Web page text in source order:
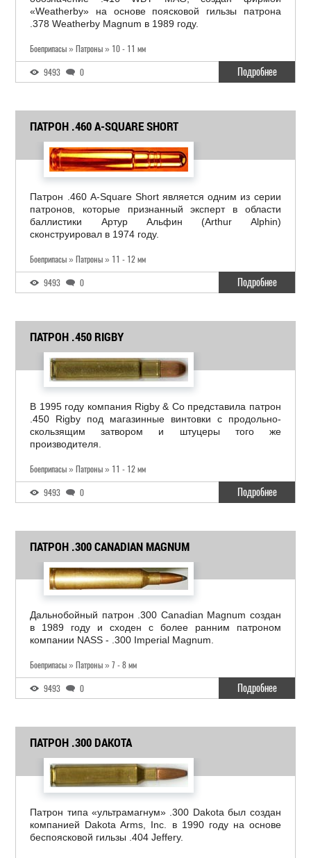
«Weatherby» на основе поясковой гильзы патрона
.378 Weatherby Magnum в 1989 году.
Боеприпасы » Патроны » 10 - 11 мм
9493 0 Подробнее
ПАТРОН .460 A-SQUARE SHORT
Патрон .460 A-Square Short является одним из серии
патронов, которые признанный эксперт в области
баллистики Артур Альфин (Arthur Alphin)
сконструировал в 1974 году.
Боеприпасы » Патроны » 11 - 12 мм
9493 0 Подробнее
ПАТРОН .450 RIGBY
В 1995 году компания Rigby & Со представила патрон
.450 Rigby под магазинные винтовки с продольно-
скользящим затвором и штуцеры того же
производителя.
Боеприпасы » Патроны » 11 - 12 мм
9493 0 Подробнее
ПАТРОН .300 CANADIAN MAGNUM
Дальнобойный патрон .300 Canadian Magnum создан
в 1989 году и сходен с более ранним патроном
компании NASS - .300 Imperial Magnum.
Боеприпасы » Патроны » 7 - 8 мм
9493 0 Подробнее
ПАТРОН .300 DAKOTA
Патрон типа «ультрамагнум» .300 Dakota был создан
компанией Dakota Arms, Inc. в 1990 году на основе
беспоясковой гильзы .404 Jeffery.